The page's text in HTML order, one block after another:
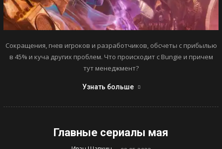
Сокращения, гнев игроков и разработчиков, обсчеты с прибылью
в 45% и куча других проблем. Что происходит с Bungie и причем
тут менеджмент?
Узнать больше
Главные сериалы мая